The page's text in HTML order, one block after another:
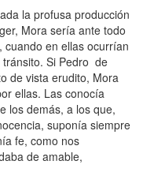
la profusa producción
Mora sería ante todo
cuando en ellas ocurrían
Si Pedro de
de vista erudito, Mora
ellas. Las conocía
los demás, a los que,
suponía siempre
fe, como nos
de amable,